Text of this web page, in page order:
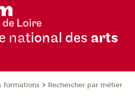
national des arts
formations Rechercher par métier